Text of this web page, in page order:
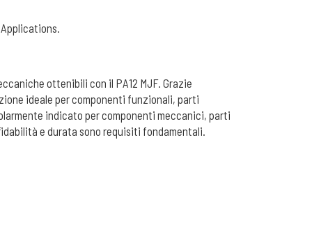
ottenibili con il PA12 MJF. Grazie
ideale per componenti funzionali, parti
indicato per componenti meccanici, parti
e durata sono requisiti fondamentali.